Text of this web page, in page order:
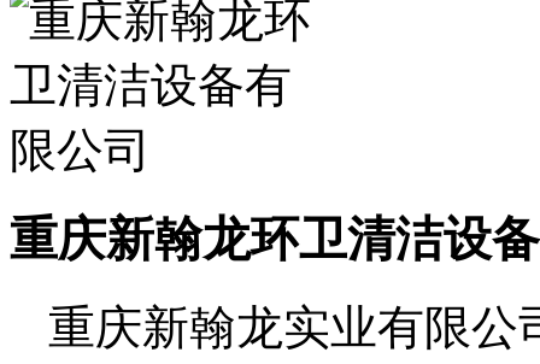
重庆新翰龙环卫清洁设
重庆新翰龙实业有限公